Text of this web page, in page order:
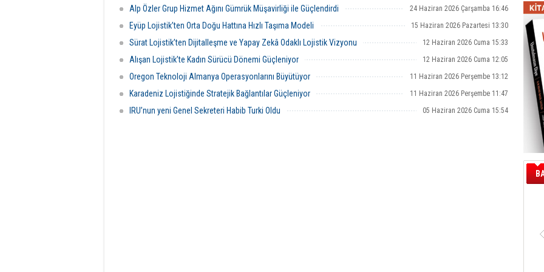
29 Haziran 2026 Pazartesi 14:08
Alp Özler Grup Hizmet Ağını Gümrük Müşavirliği ile Güçlendirdi 24 Haziran 2026 Çarşamba 16:46
Eyüp Lojistik’ten Orta Doğu Hattına Hızlı Taşıma Modeli 15 Haziran 2026 Pazartesi 13:30
Sürat Lojistik’ten Dijitalleşme ve Yapay Zekâ Odaklı Lojistik Vizyonu 12 Haziran 2026 Cuma 15:33
Alışan Lojistik’te Kadın Sürücü Dönemi Güçleniyor 12 Haziran 2026 Cuma 12:05
Oregon Teknoloji Almanya Operasyonlarını Büyütüyor 11 Haziran 2026 Perşembe 13:12
Karadeniz Lojistiğinde Stratejik Bağlantılar Güçleniyor 11 Haziran 2026 Perşembe 11:47
IRU’nun yeni Genel Sekreteri Habib Turki Oldu 05 Haziran 2026 Cuma 15:54